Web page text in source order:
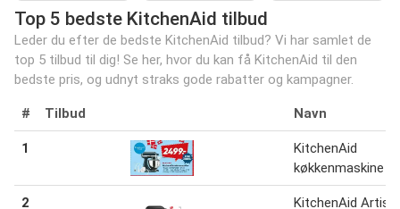
Top 5 bedste KitchenAid tilbud
Leder du efter de bedste KitchenAid tilbud? Vi har samlet de
top 5 tilbud til dig! Se her, hvor du kan få KitchenAid til den
bedste pris, og udnyt straks gode rabatter og kampagner.
# Tilbud Navn
1
KitchenAid
køkkenmaskine
2 KitchenAid